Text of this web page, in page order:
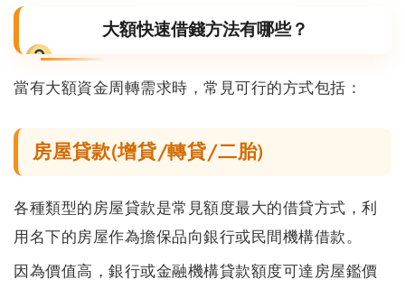
大額快速借錢方法有哪些？
當有大額資金周轉需求時，常見可行的方式包括：
房屋貸款(增貸/轉貸/二胎)
各種類型的房屋貸款是常見額度最大的借貸方式，利
用名下的房屋作為擔保品向銀行或民間機構借款。
因為價值高，銀行或金融機構貸款額度可達房屋鑑價